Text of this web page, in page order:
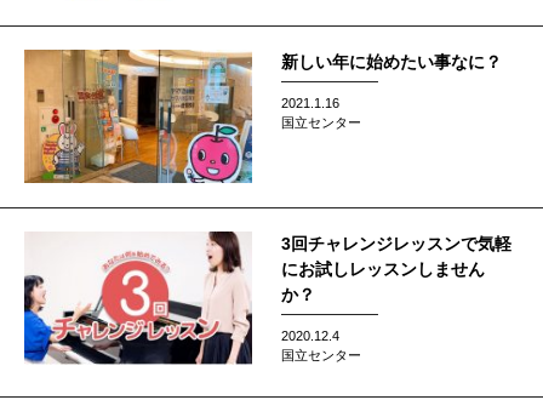
新しい年に始めたい事なに？
2021.1.16
国立センター
3回チャレンジレッスンで気軽
にお試しレッスンしません
か？
2020.12.4
国立センター